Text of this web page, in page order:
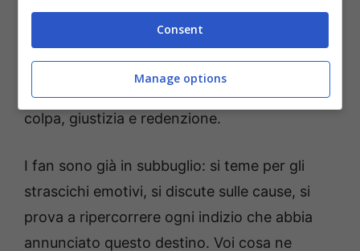
che ora dovranno essere affrontate senza più
scudi. Ci si chiede se questo evento possa
cambiare per sempre gli assetti tra i
personaggi e il modo in cui si percepiscono
colpa, giustizia e redenzione.
I fan sono già in subbuglio: si teme per gli
strascichi emotivi, si discute sulle cause, si
prova a ripercorrere ogni indizio che abbia
annunciato questo destino. Voi cosa ne
Consent
Manage options